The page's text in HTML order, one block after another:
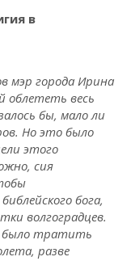
в
мэр города Ирина
облететь весь
бы, мало ли
Но это было
этого
сия
бога,
волгоградцев.
было тратить
разве